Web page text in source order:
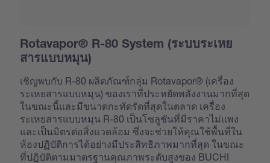
Rotavapor® R-80 System (ระบบระเหย
สารแบบหมุน)
เชิญพบกับ R-80 ผลิตภัณฑ์กลุ่ม Rotavapor® (เครื่อง
ระเหยสารแบบหมุน) ของเราที่ประหยัดพลังงานมากที่สุด
ในขณะนี้และมีขนาดกะทัดรัดที่สุดในตลาด เครื่อง
ระเหยสารแบบหมุน R-80 เป็นโซลูชันที่มีราคาไม่แพง
และเป็นมิตรต่อสิ่งแวดล้อม ซึ่งจะช่วยให้คุณใช้พื้นที่ใน
ห้องปฏิบัติการได้อย่างมีประสิทธิภาพมากที่สุด ในขณะ
ที่ปฏิบัติตามมาตรฐานคุณภาพระดับสูงของ BUCHI